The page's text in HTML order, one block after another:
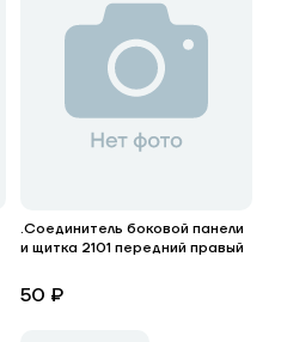
.Соединитель боковой панели
и щитка 2101 передний правый
50 ₽